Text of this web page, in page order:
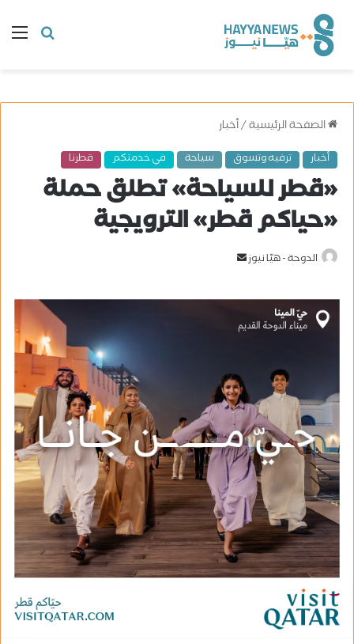
البحث
الصفحة الرئيسية/أخبار
أخبار ترفيه وتسوق سياحة في خدمتكم قطرنا
«قطر للسياحة» تطلق حملة
«حياكم قطر» الترويجية
الدوحة - هيّا نيوز
س
ي
د
ا
إ
ل
ك
ت
ر
و
ن
ي
ا